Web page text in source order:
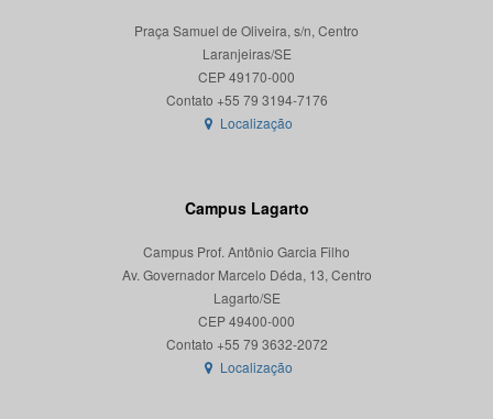
Praça Samuel de Oliveira, s/n, Centro
Laranjeiras/SE
CEP 49170-000
Localização
Campus Lagarto
Campus Prof. Antônio Garcia Filho
Av. Governador Marcelo Déda, 13, Centro
Lagarto/SE
CEP 49400-000
Localização